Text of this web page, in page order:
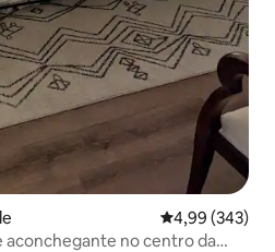
4,99 de uma
4,99 (343)
no centro da